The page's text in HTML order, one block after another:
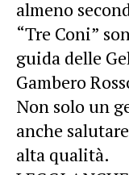
almeno
“Tre Coni”
guida delle
Gambero
Non solo un
anche
alta qualità.